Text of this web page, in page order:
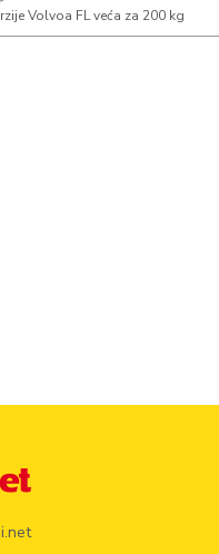
Volvoa FL veća za 200 kg